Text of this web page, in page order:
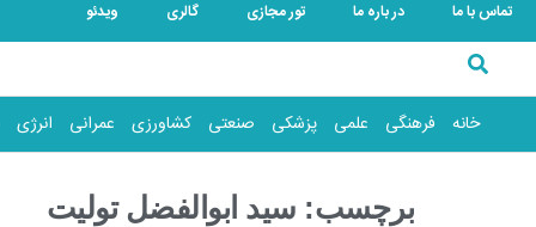
تماس با ما در باره ما تور مجازی گالری ویدئو
خانه فرهنگی علمی پزشکی صنعتی کشاورزی عمرانی انرژی
برچسب: سید ابوالفضل تولیت